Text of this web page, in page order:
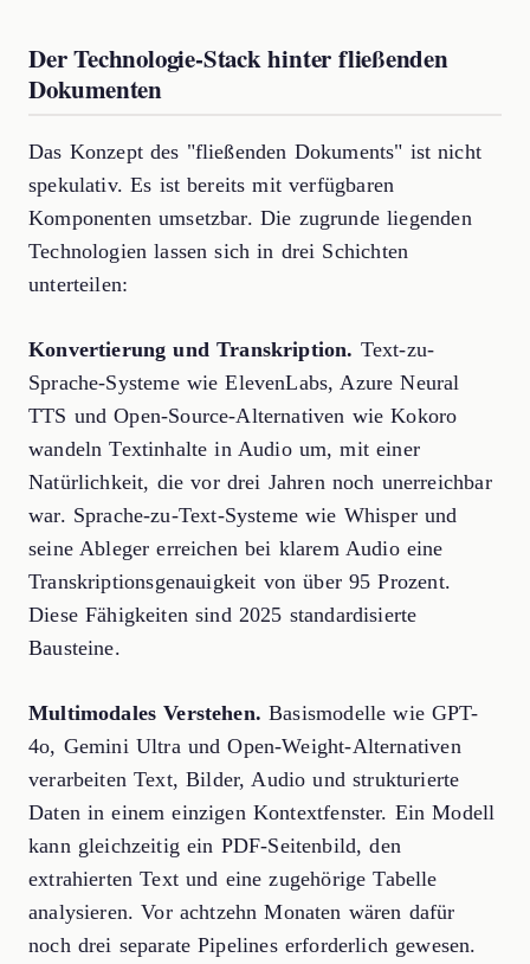
Der Technologie-Stack hinter fließenden
Dokumenten
Das Konzept des "fließenden Dokuments" ist nicht
spekulativ. Es ist bereits mit verfügbaren
Komponenten umsetzbar. Die zugrunde liegenden
Technologien lassen sich in drei Schichten
unterteilen:
Konvertierung und Transkription. Text-zu-
Sprache-Systeme wie ElevenLabs, Azure Neural
TTS und Open-Source-Alternativen wie Kokoro
wandeln Textinhalte in Audio um, mit einer
Natürlichkeit, die vor drei Jahren noch unerreichbar
war. Sprache-zu-Text-Systeme wie Whisper und
seine Ableger erreichen bei klarem Audio eine
Transkriptionsgenauigkeit von über 95 Prozent.
Diese Fähigkeiten sind 2025 standardisierte
Bausteine.
Multimodales Verstehen. Basismodelle wie GPT-
4o, Gemini Ultra und Open-Weight-Alternativen
verarbeiten Text, Bilder, Audio und strukturierte
Daten in einem einzigen Kontextfenster. Ein Modell
kann gleichzeitig ein PDF-Seitenbild, den
extrahierten Text und eine zugehörige Tabelle
analysieren. Vor achtzehn Monaten wären dafür
noch drei separate Pipelines erforderlich gewesen.